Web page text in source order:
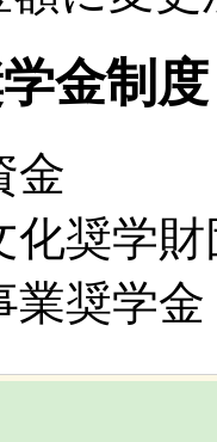
金制度
金
化奨学
業奨学金